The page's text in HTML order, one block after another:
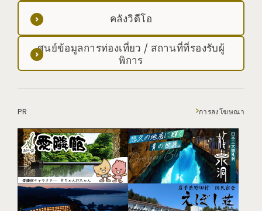
คลังวิดีโอ
ศูนย์ข้อมูลการท่องเที่ยว / สถานที่ที่รองรับผู้
พิการ
PR การลงโฆษณา